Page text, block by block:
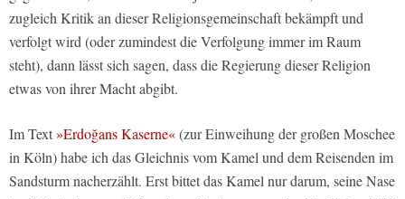
zugleich Kritik an dieser Religionsgemeinschaft bekämpft und
verfolgt wird (oder zumindest die Verfolgung immer im Raum
steht), dann lässt sich sagen, dass die Regierung dieser Religion
etwas von ihrer Macht abgibt.
Im Text»Erdoğans Kaserne«(zur Einweihung der großen Moschee
in Köln) habe ich das Gleichnis vom Kamel und dem Reisenden im
Sandsturm nacherzählt. Erst bittet das Kamel nur darum, seine Nase